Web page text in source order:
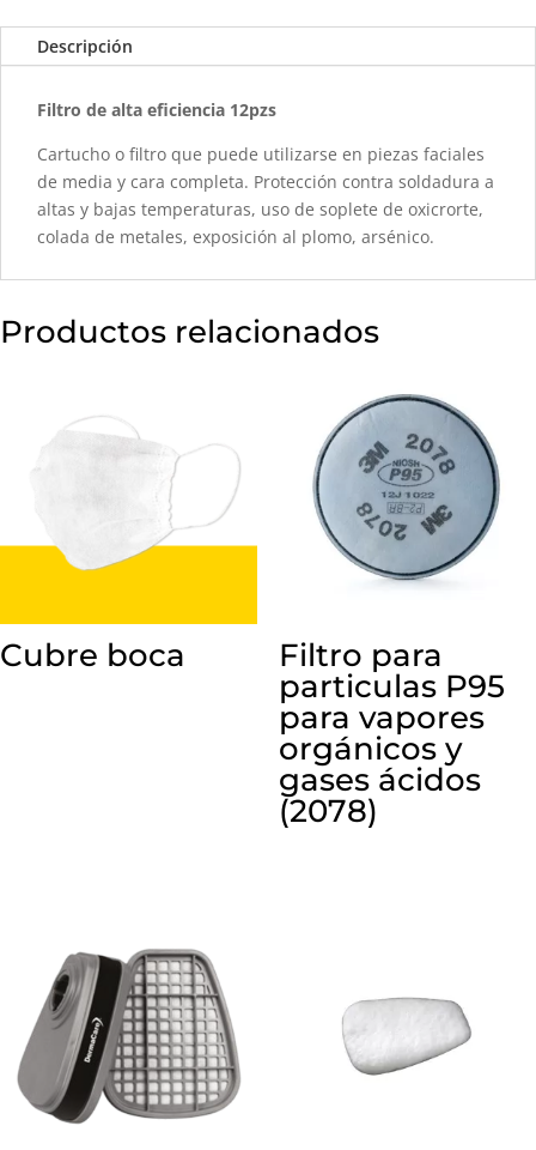
Descripción
Filtro de alta eficiencia 12pzs
Cartucho o filtro que puede utilizarse en piezas faciales
de media y cara completa. Protección contra soldadura a
altas y bajas temperaturas, uso de soplete de oxicrorte,
colada de metales, exposición al plomo, arsénico.
Productos relacionados
Cubre boca
Filtro para
particulas P95
para vapores
orgánicos y
gases ácidos
(2078)